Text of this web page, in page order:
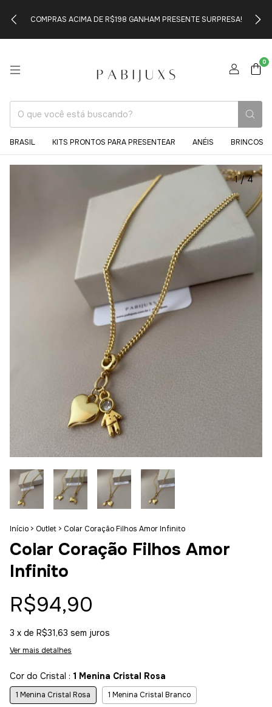
COMPRAS ACIMA DE R$198 GANHAM PRESENTE SURPRESA!
0
BRASIL KITS PRONTOS PARA PRESENTEAR ANÉIS BRINCOS
1/4
Início > Outlet > Colar Coração Filhos Amor Infinito
Colar Coração Filhos Amor
Infinito
R$94,90
3 x de R$31,63 sem juros
Ver mais detalhes
Cor do Cristal : 1 Menina Cristal Rosa
1 Menina Cristal Rosa 1 Menina Cristal Branco